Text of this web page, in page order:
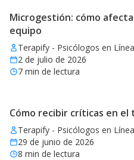
Microgestión: cómo
equipo
Terapify - Psicólogos en Línea
2 de julio de 2026
7 min de lectura
Cómo recibir críticas en
Terapify - Psicólogos en Línea
29 de junio de 2026
8 min de lectura